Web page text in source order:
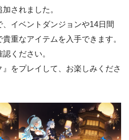
されました。
イベントダンジョンや14日間
重なアイテムを入手できます。
ください。
をプレイして、お楽しみくださ